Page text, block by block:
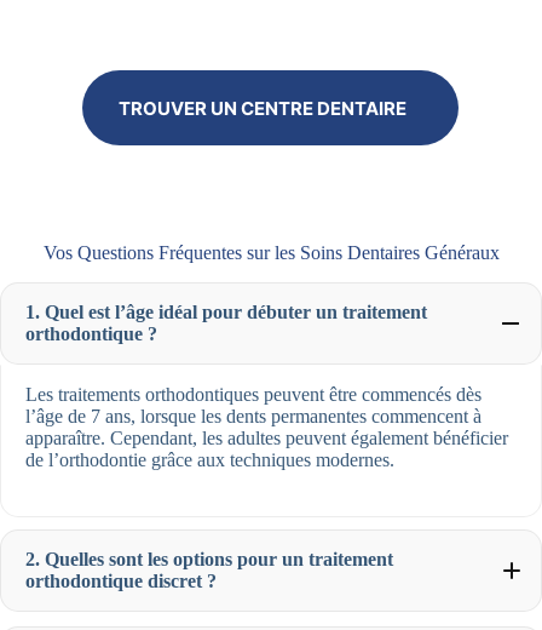
TROUVER UN CENTRE DENTAIRE
Vos Questions Fréquentes sur les Soins Dentaires Généraux
1. Quel est l’âge idéal pour débuter un traitement
orthodontique ?
Les traitements orthodontiques peuvent être commencés dès
l’âge de 7 ans, lorsque les dents permanentes commencent à
apparaître. Cependant, les adultes peuvent également bénéficier
de l’orthodontie grâce aux techniques modernes.
2. Quelles sont les options pour un traitement
orthodontique discret ?